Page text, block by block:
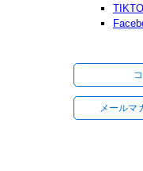
メールマ